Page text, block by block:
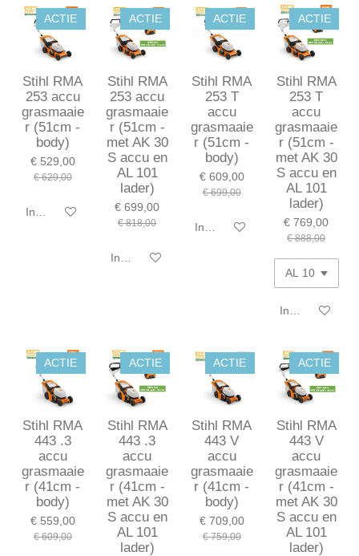
ACTIE
Stihl RMA
253 accu
grasmaaie
r (51cm -
body)
€ 529,00
€ 629,00
In winkelwagen
ACTIE
Stihl RMA
253 accu
grasmaaie
r (51cm -
met AK 30
S accu en
AL 101
lader)
€ 699,00
€ 818,00
In winkelwagen
ACTIE
Stihl RMA
253 T
accu
grasmaaie
r (51cm -
body)
€ 609,00
€ 699,00
In winkelwagen
ACTIE
Stihl RMA
253 T
accu
grasmaaie
r (51cm -
met AK 30
S accu en
AL 101
lader)
€ 769,00
€ 888,00
In winkelwagen
ACTIE
Stihl RMA
443 .3
accu
grasmaaie
r (41cm -
body)
€ 559,00
€ 609,00
ACTIE
Stihl RMA
443 .3
accu
grasmaaie
r (41cm -
met AK 30
S accu en
AL 101
lader)
ACTIE
Stihl RMA
443 V
accu
grasmaaie
r (41cm -
body)
€ 709,00
€ 759,00
ACTIE
Stihl RMA
443 V
accu
grasmaaie
r (41cm -
met AK 30
S accu en
AL 101
lader)